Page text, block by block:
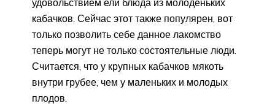
кабачков. Сейчас этот также популярен, вот
только позволить себе данное лакомство
теперь могут не только состоятельные люди.
Считается, что у крупных кабачков мякоть
внутри грубее, чем у маленьких и молодых
плодов.